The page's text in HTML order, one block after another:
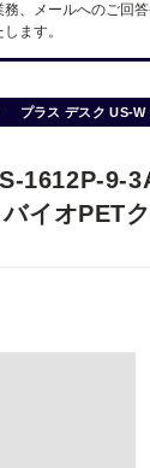
、メールへのご回
ます。
プラス デスク US-
1612P-9-
イオPETク